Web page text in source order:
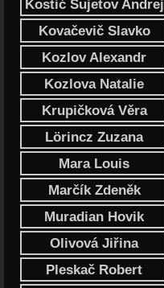
Kostić Sujetov Andrej
Kovačevič Slavko
Kozlov Alexandr
Kozlova Natalie
Krupičková Věra
Lörincz Zuzana
Mara Louis
Marčík Zdeněk
Muradian Hovik
Olivová Jiřina
Pleskač Robert